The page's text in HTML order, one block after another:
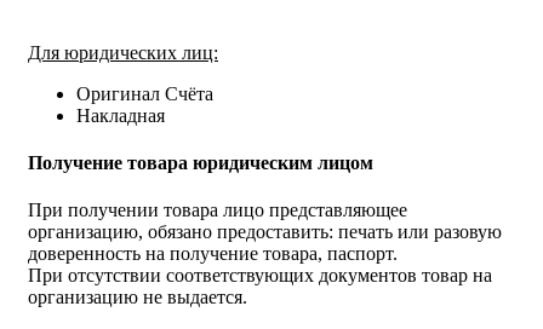
Для юридических лиц:
Оригинал Счёта
Накладная
Получение товара юридическим лицом
При получении товара лицо представляющее
организацию, обязано предоставить: печать или разовую
доверенность на получение товара, паспорт.
При отсутствии соответствующих документов товар на
организацию не выдается.